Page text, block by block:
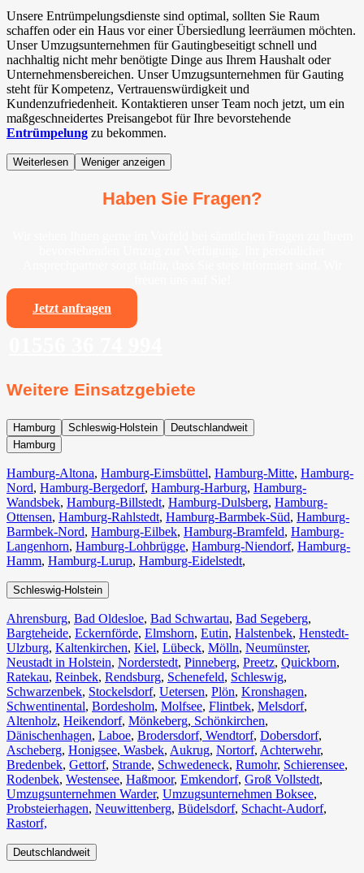
Unsere Entrümpelungsdienste sind optimal, sollten Sie Raum
schaffen oder ein Haus vor einer Übersiedlung leerräumen möchten.
Unser Umzugsunternehmen für Gauting⁠beseitigt schnell und
nachhaltig nicht mehr benötigte Dinge aus Ihrem Haushalt oder
Unternehmensbereichen. Unser Umzugsunternehmen für Gauting⁠
steht für Kompetenz, Vertrauenswürdigkeit und
Kundenzufriedenheit. Kontaktieren unser Team noch jetzt, um ein
maßgeschneidertes Preisangebot für Ihre bevorstehende
Entrümpelung zu bekommen.
Weiterlesen Weniger anzeigen
Haben Sie Fragen?
Jetzt anfragen
Weitere Einsatzgebiete
Hamburg Schleswig-Holstein
Deutschlandweit
Hamburg
Hamburg-Altona, Hamburg-Eimsbüttel, Hamburg-Mitte, Hamburg-
Nord, Hamburg-Bergedorf, Hamburg-Harburg, Hamburg-
Wandsbek, Hamburg-Billstedt, Hamburg-Dulsberg, Hamburg-
Ottensen, Hamburg-Rahlstedt, Hamburg-Barmbek-Süd, Hamburg-
Barmbek-Nord, Hamburg-Eilbek, Hamburg-Bramfeld, Hamburg-
Langenhorn, Hamburg-Lohbrügge, Hamburg-Niendorf, Hamburg-
Hamm, Hamburg-Lurup, Hamburg-Eidelstedt,
Schleswig-Holstein
Ahrensburg, Bad Oldesloe, Bad Schwartau, Bad Segeberg,
Bargteheide, Eckernförde, Elmshorn, Eutin, Halstenbek, Henstedt-
Ulzburg, Kaltenkirchen, Kiel, Lübeck, Mölln, Neumünster,
Neustadt in Holstein, Norderstedt, Pinneberg, Preetz, Quickborn,
Ratekau, Reinbek, Rendsburg, Schenefeld, Schleswig,
Schwarzenbek, Stockelsdorf, Uetersen, Plön, Kronshagen,
Schwentinental, Bordesholm, Molfsee, Flintbek, Melsdorf,
Altenholz, Heikendorf, Mönkeberg, Schönkirchen,
Dänischenhagen, Laboe, Brodersdorf, Wendtorf, Dobersdorf,
Ascheberg, Honigsee, Wasbek, Aukrug, Nortorf, Achterwehr,
Bredenbek, Gettorf, Strande, Schwedeneck, Rumohr, Schierensee,
Rodenbek, Westensee, Haßmoor, Emkendorf, Groß Vollstedt,
Umzugsunternehmen Warder, Umzugsunternehmen Boksee,
Probsteierhagen, Neuwittenberg, Büdelsdorf, Schacht-Audorf,
Rastorf,
Deutschlandweit